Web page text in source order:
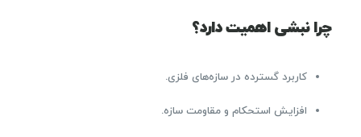
چرا نبشی اهمیت دارد؟
کاربرد گسترده در سازه‌های فلزی.
افزایش استحکام و مقاومت سازه.